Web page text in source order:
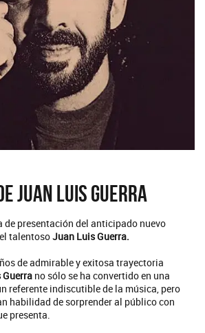
Juan Luis Guerra
de presentación del anticipado nuevo
talentosoJuan Luis Guerra.
de admirable y exitosa trayectoria
no sólo se ha convertido en una
referente indiscutible de la música, pero
habilidad de sorprender al público con
presenta.